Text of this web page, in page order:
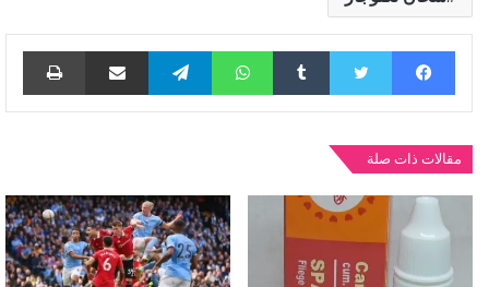
فيسبوك تويتر واتساب تيلقرام مشاركة عبر البريد
مقالات ذات صلة